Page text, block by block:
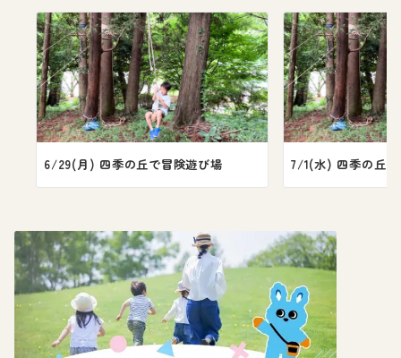
6/29(月) 四季の丘で冒険遊び場 7/1(水) 四季の丘で